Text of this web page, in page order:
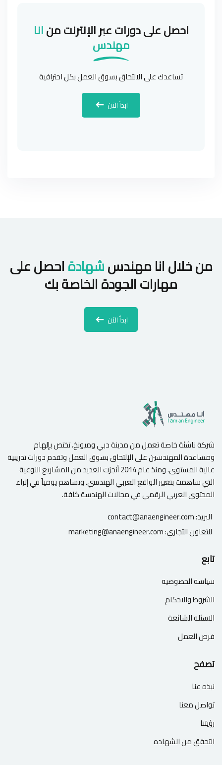
احصل على دورات عبر الإنترنت منانا
مهندس
تساعدك على الالتحاق بسوق العمل بكل احترافية
ابدأ الآن
من خلال انا مهندسشهادةاحصل على
مهارات الجودة الخاصة بك
ابدأ الآن
شركة ناشئة خاصة تعمل من مدينة دبي وميونخ، تختص بإلهام
ومساعدة المهندسين على الإلتحاق بسوق العمل وتقدم دورات تدريبية
عالية المستوى. ومنذ عام 2014 أنجزت العديد من المشاريع النوعية
التي ساهمت بتغيير الواقع العربي الهندسي. وتساهم يومياً في إثراء
المحتوى العربي الرقمي في مجالات الهندسة كافة.
البريد:contact@anaengineer.com
للتعاون التجاري:marketing@anaengineer.com
تابع
سياسه الخصوصيه
الشروط والاحكام
الاسئله الشائعة
فرص العمل
تصفح
نبذه عنا
تواصل معنا
رؤيتنا
التحقق من الشهاده